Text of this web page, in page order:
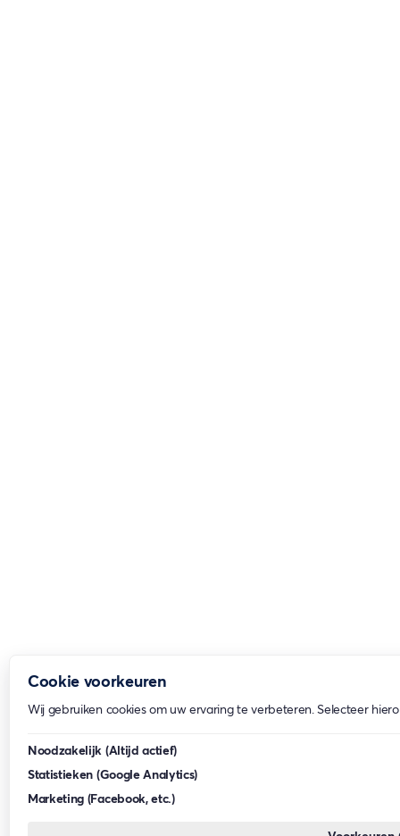
Cookie voorkeuren
Wij gebruiken cookies om uw ervaring te verbeteren. Selecteer
Noodzakelijk (Altijd actief)
Statistieken (Google Analytics)
Marketing (Facebook, etc.)